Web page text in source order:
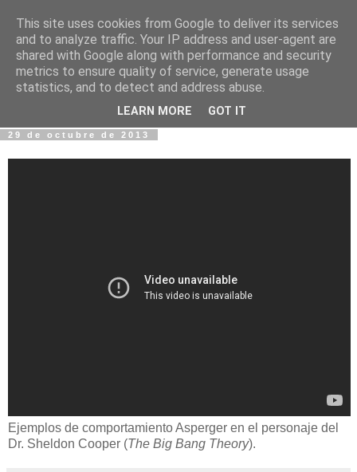
Fotos y Cosas
Miguel Sáenz de Santa María Elizalde
"Un blog es como un diario, pero sin candado".
29 de octubre de 2013
Ejemplos de comportamiento Asperger en el personaje del
Dr. Sheldon Cooper (The Big Bang Theory).
This site uses cookies from Google to deliver its services
and to analyze traffic. Your IP address and user-agent are
shared with Google along with performance and security
metrics to ensure quality of service, generate usage
statistics, and to detect and address abuse.
LEARN MORE GOT IT